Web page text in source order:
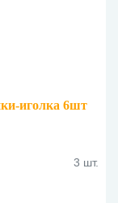
иголка 6шт
3 шт.